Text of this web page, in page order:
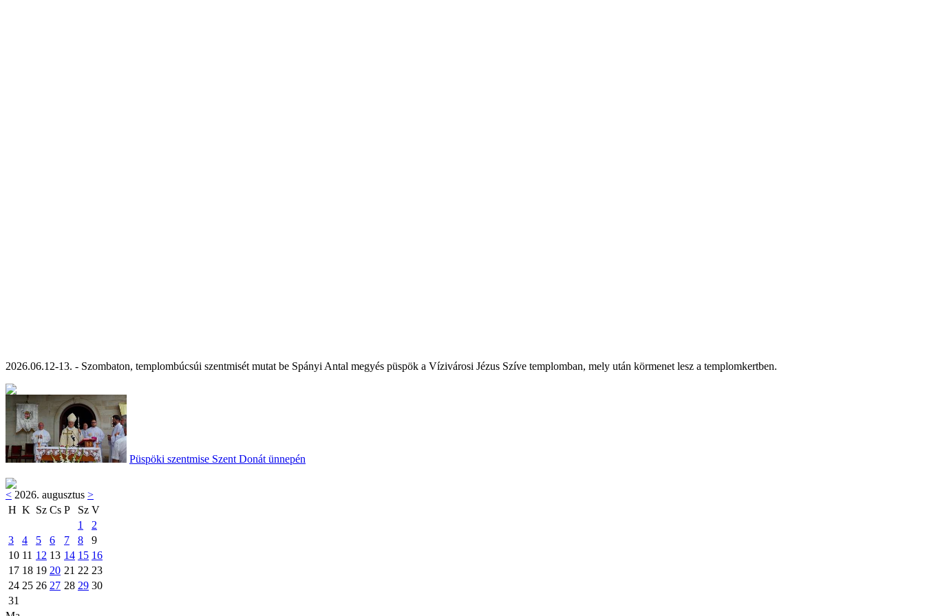
2026.06.12-13. - Szombaton, templombúcsúi szentmisét mutat be Spányi Antal megyés püspök a Vízivárosi Jézus Szíve templomban, mely után körmenet lesz a templomkertben.
Püspöki szentmise Szent Donát ünnepén
< 2026. augusztus >
H K Sz Cs P Sz V
1
2
3
4 5 6 7 8
9
10 11 12 13 14 15 16
17 18 19 20 21 22 23
24 25 26 27 28 29 30
31